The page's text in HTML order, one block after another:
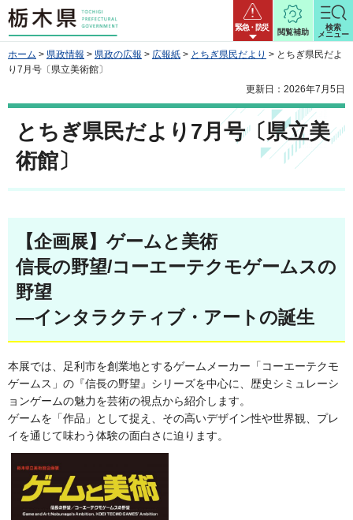
栃木県 緊急・防災
閲覧補助
検索
メニュー
ホーム > 県政情報 > 県政の広報 > 広報紙 > とちぎ県民だより > とちぎ県民だよ
り7月号〔県立美術館〕
更新日：2026年7月5日
とちぎ県民だより7月号〔県立美
術館〕
【企画展】ゲームと美術
信長の野望/コーエーテクモゲームスの
野望
—インタラクティブ・アートの誕生
本展では、足利市を創業地とするゲームメーカー「コーエーテクモ
ゲームス」の『信長の野望』シリーズを中心に、歴史シミュレーシ
ョンゲームの魅力を芸術の視点から紹介します。
ゲームを「作品」として捉え、その高いデザイン性や世界観、プレ
イを通じて味わう体験の面白さに迫ります。